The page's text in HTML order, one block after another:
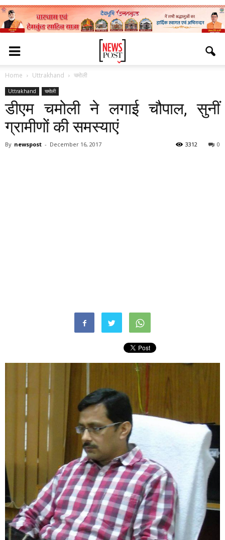
Home Uttrakhand चमोली
Uttrakhand चमोली
डीएम चमोली ने लगाई चौपाल, सुनीं
ग्रामीणों की समस्याएं
By newspost - December 16, 2017 0
3312